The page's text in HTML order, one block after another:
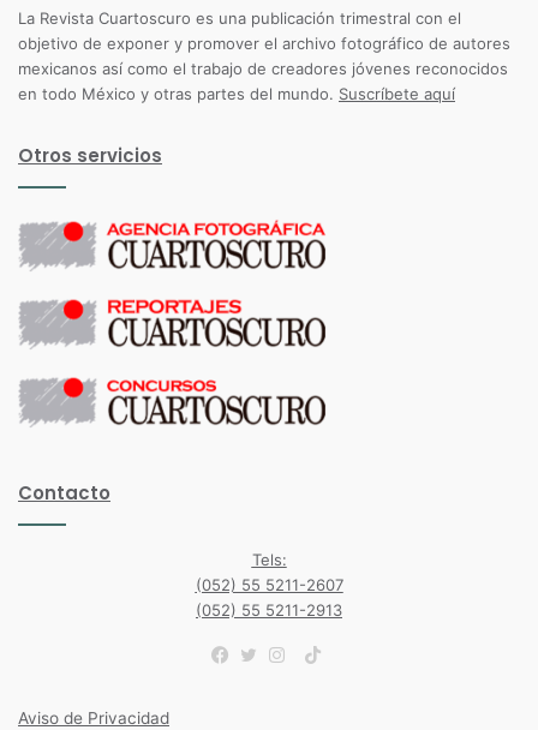
La Revista Cuartoscuro es una publicación trimestral con el
objetivo de exponer y promover el archivo fotográfico de autores
mexicanos así como el trabajo de creadores jóvenes reconocidos
en todo México y otras partes del mundo. Suscríbete aquí
Otros servicios
Contacto
Tels:
(052) 55 5211-2607
(052) 55 5211-2913
TikTok
Aviso de Privacidad